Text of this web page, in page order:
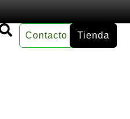
Contacto Tienda